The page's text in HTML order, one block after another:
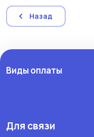
Назад
Для связи
Виды оплаты